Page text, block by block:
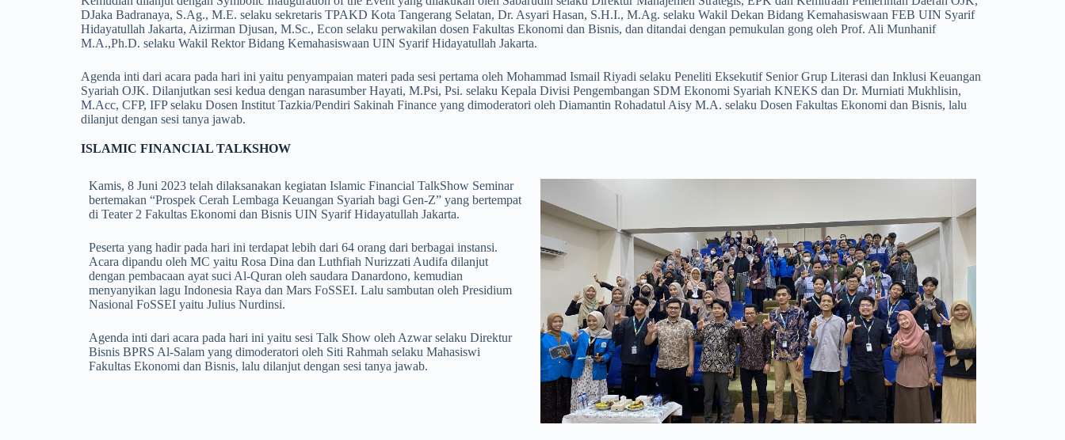
DJaka Badranaya, S.Ag., M.E. selaku sekretaris TPAKD Kota Tangerang Selatan, Dr. Asyari Hasan, S.H.I., M.Ag. selaku Wakil Dekan Bidang Kemahasiswaan FEB UIN Syarif
Hidayatullah Jakarta, Aizirman Djusan, M.Sc., Econ selaku perwakilan dosen Fakultas Ekonomi dan Bisnis, dan ditandai dengan pemukulan gong oleh Prof. Ali Munhanif
M.A.,Ph.D. selaku Wakil Rektor Bidang Kemahasiswaan UIN Syarif Hidayatullah Jakarta.
Agenda inti dari acara pada hari ini yaitu penyampaian materi pada sesi pertama oleh Mohammad Ismail Riyadi selaku Peneliti Eksekutif Senior Grup Literasi dan Inklusi Keuangan
Syariah OJK. Dilanjutkan sesi kedua dengan narasumber Hayati, M.Psi, Psi. selaku Kepala Divisi Pengembangan SDM Ekonomi Syariah KNEKS dan Dr. Murniati Mukhlisin,
M.Acc, CFP, IFP selaku Dosen Institut Tazkia/Pendiri Sakinah Finance yang dimoderatori oleh Diamantin Rohadatul Aisy M.A. selaku Dosen Fakultas Ekonomi dan Bisnis, lalu
dilanjut dengan sesi tanya jawab.
ISLAMIC FINANCIAL TALKSHOW
Kamis, 8 Juni 2023 telah dilaksanakan kegiatan Islamic Financial TalkShow Seminar
bertemakan “Prospek Cerah Lembaga Keuangan Syariah bagi Gen-Z” yang bertempat
di Teater 2 Fakultas Ekonomi dan Bisnis UIN Syarif Hidayatullah Jakarta.
Peserta yang hadir pada hari ini terdapat lebih dari 64 orang dari berbagai instansi.
Acara dipandu oleh MC yaitu Rosa Dina dan Luthfiah Nurizzati Audifa dilanjut
dengan pembacaan ayat suci Al-Quran oleh saudara Danardono, kemudian
menyanyikan lagu Indonesia Raya dan Mars FoSSEI. Lalu sambutan oleh Presidium
Nasional FoSSEI yaitu Julius Nurdinsi.
Agenda inti dari acara pada hari ini yaitu sesi Talk Show oleh Azwar selaku Direktur
Bisnis BPRS Al-Salam yang dimoderatori oleh Siti Rahmah selaku Mahasiswi
Fakultas Ekonomi dan Bisnis, lalu dilanjut dengan sesi tanya jawab.